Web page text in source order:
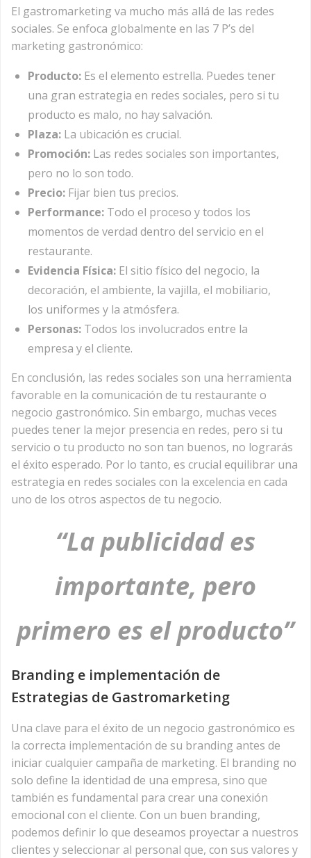
El gastromarketing va mucho más allá de las redes
sociales. Se enfoca globalmente en las 7 P’s del
marketing gastronómico:
Producto: Es el elemento estrella. Puedes tener
una gran estrategia en redes sociales, pero si tu
producto es malo, no hay salvación.
Plaza: La ubicación es crucial.
Promoción: Las redes sociales son importantes,
pero no lo son todo.
Precio: Fijar bien tus precios.
Performance: Todo el proceso y todos los
momentos de verdad dentro del servicio en el
restaurante.
Evidencia Física: El sitio físico del negocio, la
decoración, el ambiente, la vajilla, el mobiliario,
los uniformes y la atmósfera.
Personas: Todos los involucrados entre la
empresa y el cliente.
En conclusión, las redes sociales son una herramienta
favorable en la comunicación de tu restaurante o
negocio gastronómico. Sin embargo, muchas veces
puedes tener la mejor presencia en redes, pero si tu
servicio o tu producto no son tan buenos, no lograrás
el éxito esperado. Por lo tanto, es crucial equilibrar una
estrategia en redes sociales con la excelencia en cada
uno de los otros aspectos de tu negocio.
“La publicidad es
importante, pero
primero es el producto”
Branding e implementación de
Estrategias de Gastromarketing
Una clave para el éxito de un negocio gastronómico es
la correcta implementación de su branding antes de
iniciar cualquier campaña de marketing. El branding no
solo define la identidad de una empresa, sino que
también es fundamental para crear una conexión
emocional con el cliente. Con un buen branding,
podemos definir lo que deseamos proyectar a nuestros
clientes y seleccionar al personal que, con sus valores y